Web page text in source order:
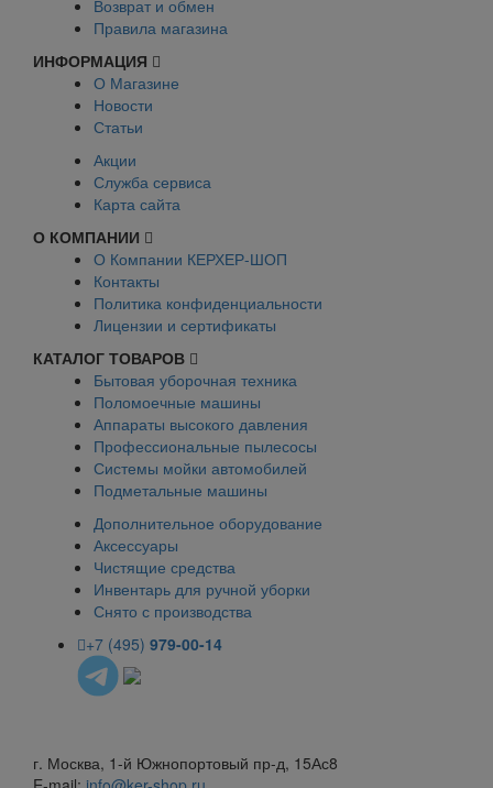
Возврат и обмен
Правила магазина
ИНФОРМАЦИЯ
О Магазине
Новости
Статьи
Акции
Служба сервиса
Карта сайта
О КОМПАНИИ
О Компании КЕРХЕР-ШОП
Контакты
Политика конфиденциальности
Лицензии и сертификаты
КАТАЛОГ ТОВАРОВ
Бытовая уборочная техника
Поломоечные машины
Аппараты высокого давления
Профессиональные пылесосы
Системы мойки автомобилей
Подметальные машины
Дополнительное оборудование
Аксессуары
Чистящие средства
Инвентарь для ручной уборки
Снято с производства
+7 (495) 979-00-14
г. Москва, 1-й Южнопортовый пр-д, 15Ас8